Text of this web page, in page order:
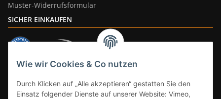
Wie wir Cookies & Co nutzen
Durch Klicken auf „Alle akzeptieren“ gestatten Sie den
Einsatz folgender Dienste auf unserer Website: Vimeo,
Muster-Widerrufsformular
SICHER EINKAUFEN